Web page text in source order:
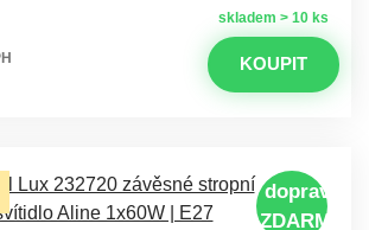
skladem > 10 ks
KOUPIT
doprava
ZDARMA